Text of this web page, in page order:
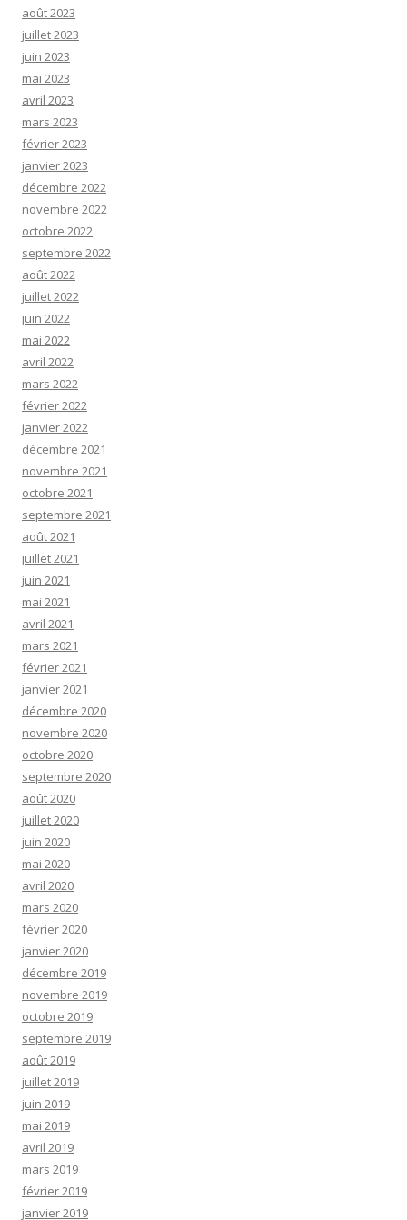
août 2023
juillet 2023
juin 2023
mai 2023
avril 2023
mars 2023
février 2023
janvier 2023
décembre 2022
novembre 2022
octobre 2022
septembre 2022
août 2022
juillet 2022
juin 2022
mai 2022
avril 2022
mars 2022
février 2022
janvier 2022
décembre 2021
novembre 2021
octobre 2021
septembre 2021
août 2021
juillet 2021
juin 2021
mai 2021
avril 2021
mars 2021
février 2021
janvier 2021
décembre 2020
novembre 2020
octobre 2020
septembre 2020
août 2020
juillet 2020
juin 2020
mai 2020
avril 2020
mars 2020
février 2020
janvier 2020
décembre 2019
novembre 2019
octobre 2019
septembre 2019
août 2019
juillet 2019
juin 2019
mai 2019
avril 2019
mars 2019
février 2019
janvier 2019